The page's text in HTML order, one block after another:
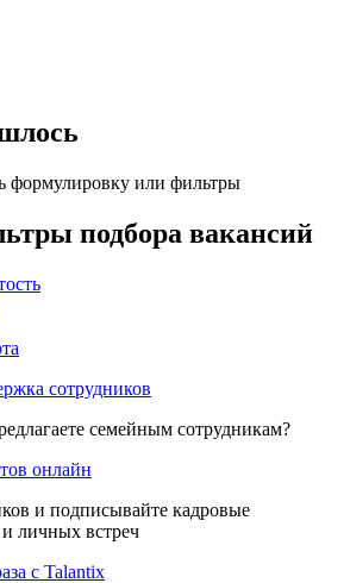
формулировку или фильтры
подбора вакансий
сотрудников
семейным сотрудникам?
онлайн
и подписывайте кадровые
личных встреч
с Talantix